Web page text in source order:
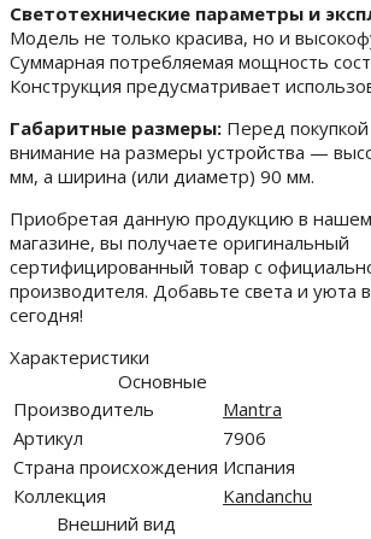
Светотехнические параметры и
Модель не только красива, но и
Суммарная потребляемая мощность
Конструкция предусматривает
Габаритные размеры: Перед
внимание на размеры устройства —
мм, а ширина (или диаметр) 90 мм.
Приобретая данную продукцию в
магазине, вы получаете оригинальный
сертифицированный товар с
производителя. Добавьте света и уюта
сегодня!
Характеристики
Основные
Производитель
Mantra
Артикул
7906
Страна происхождения Испания
Коллекция
Kandanchu
Внешний вид